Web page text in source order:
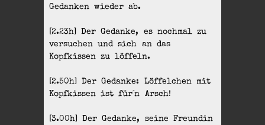
Gedanken wieder ab.
[2.23h] Der Gedanke, es nochmal zu
versuchen und sich an das
Kopfkissen zu löffeln.
[2.50h] Der Gedanke: Löffelchen mit
Kopfkissen ist für´n Arsch!
[3.00h] Der Gedanke, seine Freundin